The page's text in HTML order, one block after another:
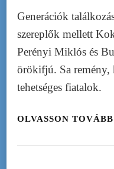
Generációk
szereplők mellett
Perényi Miklós és
örökifjú. Sa
tehetséges fiatalok.
OLVASSON TOVÁBB